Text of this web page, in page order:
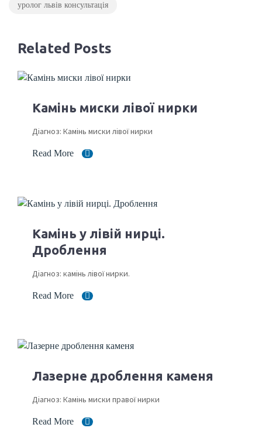
уролог львів консультація
Related Posts
Камінь миски лівої нирки
Діагноз: Камінь миски лівої нирки
Read More
Камінь у лівій нирці.
Дроблення
Діагноз: камінь лівої нирки.
Read More
Лазерне дроблення каменя
Діагноз: Камінь миски правої нирки
Read More